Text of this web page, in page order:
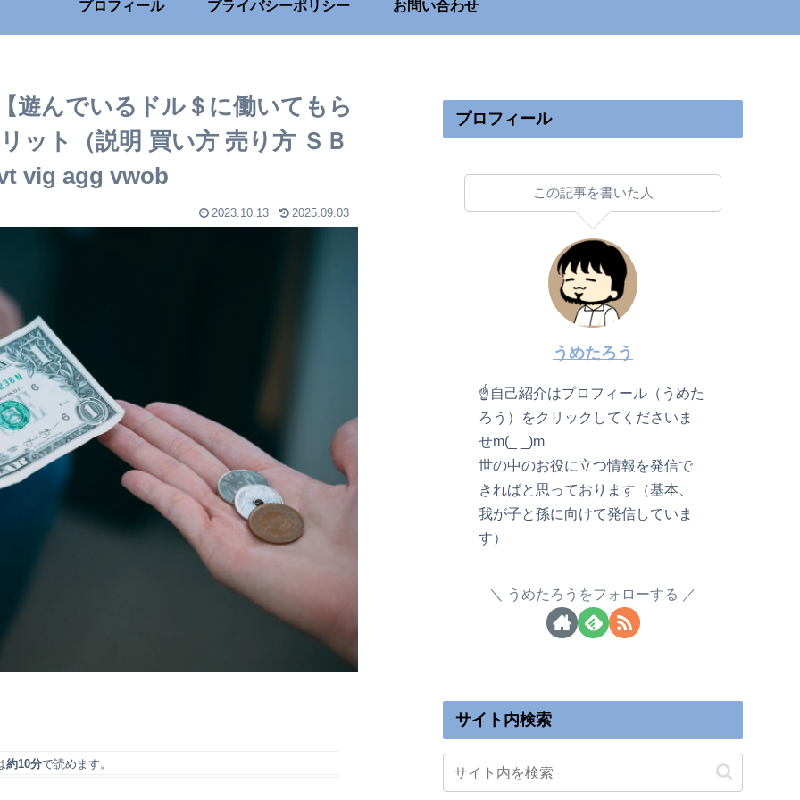
プロフィール プライバシーポリシー お問い合わせ
遊んでいるドル＄に働いてもら
ット（説明 買い方 売り方 ＳＢ
vig agg vwob
2023.10.13 2025.09.03
約10分で読めます。
プロフィール
この記事を書いた人
うめたろう
☝自己紹介はプロフィール（うめた
ろう）をクリックしてくださいま
せm(_ _)m
世の中のお役に立つ情報を発信で
きればと思っております（基本、
我が子と孫に向けて発信していま
す）
うめたろうをフォローする
サイト内検索